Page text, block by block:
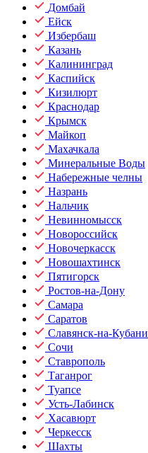
Домбай
Ейск
Избербаш
Казань
Калининград
Каспийск
Кизилюрт
Краснодар
Крымск
Майкоп
Махачкала
Минеральные Воды
Набережные челны
Назрань
Нальчик
Невинномысск
Новороссийск
Новочеркасск
Новошахтинск
Пятигорск
Ростов-на-Дону
Самара
Саратов
Славянск-на-Кубани
Сочи
Ставрополь
Таганрог
Туапсе
Усть-Лабинск
Хасавюрт
Черкесск
Шахты